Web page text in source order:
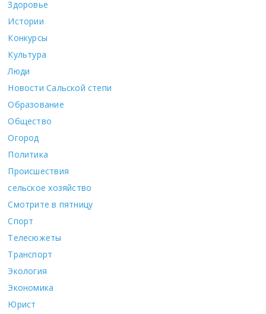
Здоровье
Истории
Конкурсы
Культура
Люди
Новости Сальской степи
Образование
Общество
Огород
Политика
Происшествия
сельское хозяйство
Смотрите в пятницу
Спорт
Телесюжеты
Транспорт
Экология
Экономика
Юрист